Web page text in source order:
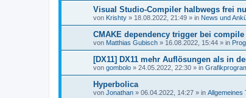
Visual Studio-Compiler halbwegs frei
von Krishty » 18.08.2022, 21:49 » in News und
CMAKE dependency trigger bei
von Matthias Gubisch » 16.08.2022, 15:44 » in
[DX11] DX11 mehr Auflösungen als in
von gombolo » 24.05.2022, 22:30 » in
Hyperbolica
von Jonathan » 06.04.2022, 14:27 » in Allgemeines